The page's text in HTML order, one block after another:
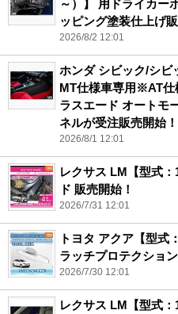
～）】 用ドライカー
ッピング塗装仕上げ
2026/8/2 12:01
ホンダ シビック/シビ
MT仕様車専用※AT仕
ラスエード オートモ
ネルが受注販売開始！
2026/8/1 12:01
レクサス LM【型式
ド 販売開始！
2026/7/31 12:01
トヨタ アクア【型式
ラッチプロテクショ
2026/7/30 12:01
レクサス LM【型式